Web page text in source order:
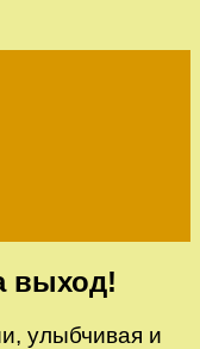
выход!
улыбчивая и